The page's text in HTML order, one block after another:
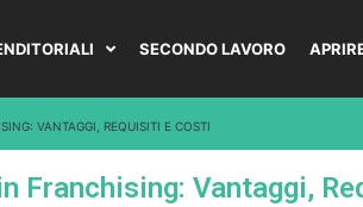
SECONDO LAVORO
VANTAGGI, REQUISITI E COSTI
Franchising: Vantaggi,